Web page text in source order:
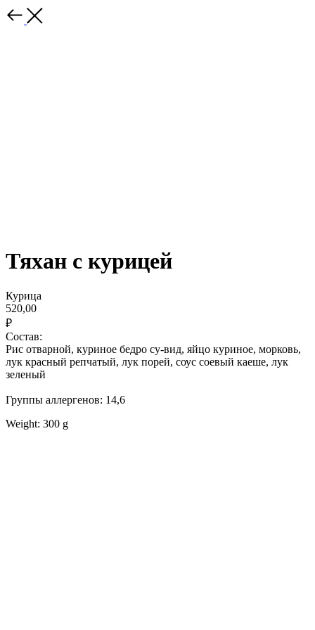
Тяхан с курицей
Курица
520,00
₽
Состав:
Рис отварной, куриное бедро су-вид, яйцо куриное, морковь,
лук красный репчатый, лук порей, соус соевый каеше, лук
зеленый
Группы аллергенов: 14,6
Weight: 300 g